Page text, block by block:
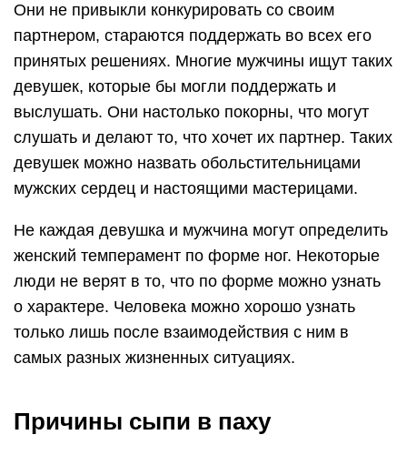
Они не привыкли конкурировать со своим
партнером, стараются поддержать во всех его
принятых решениях. Многие мужчины ищут таких
девушек, которые бы могли поддержать и
выслушать. Они настолько покорны, что могут
слушать и делают то, что хочет их партнер. Таких
девушек можно назвать обольстительницами
мужских сердец и настоящими мастерицами.
Не каждая девушка и мужчина могут определить
женский темперамент по форме ног. Некоторые
люди не верят в то, что по форме можно узнать
о характере. Человека можно хорошо узнать
только лишь после взаимодействия с ним в
самых разных жизненных ситуациях.
Причины сыпи в паху